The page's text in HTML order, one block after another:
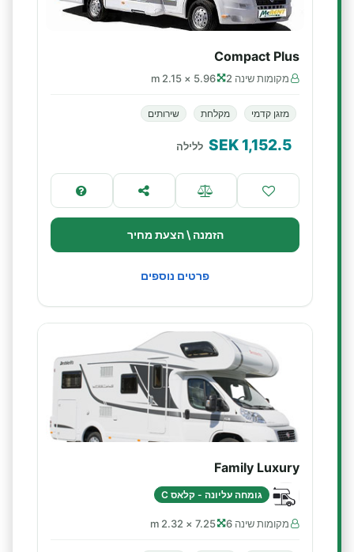
Compact Plus
מקומות שינה 2 5.96 × 2.15 m
מזגן קדמי מקלחת שירותים
1,152.5
SEK ללילה
הזמנה \ הצעת מחיר
פרטים נוספים
Family Luxury
גומחה עליונה - קלאס C
מקומות שינה 6 7.25 × 2.32 m